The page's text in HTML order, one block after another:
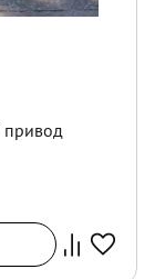
привод